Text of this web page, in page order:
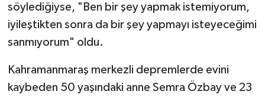
söylediğiyse, "Ben bir şey yapmak istemiyorum,
iyileştikten sonra da bir şey yapmayı isteyeceğimi
sanmıyorum" oldu.
Kahramanmaraş merkezli depremlerde evini
kaybeden 50 yaşındaki anne Semra Özbay ve 23